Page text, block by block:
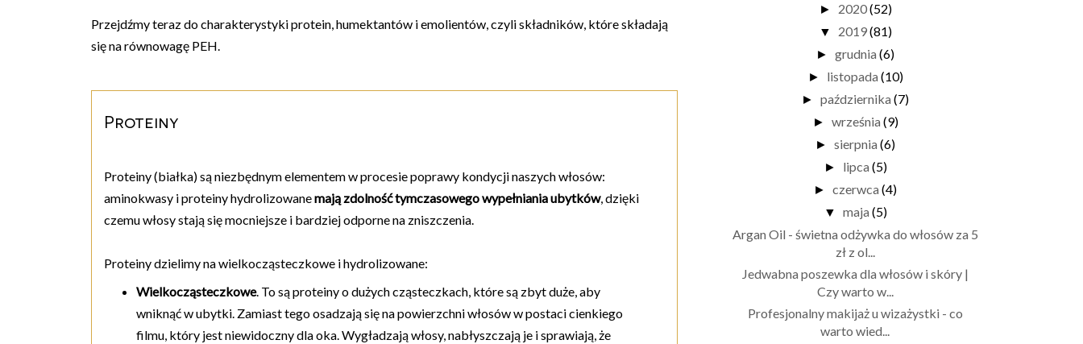
Przejdźmy teraz do charakterystyki protein, humektantów i emolientów, czyli składników, które składają
się na równowagę PEH.
Proteiny
Proteiny (białka) są niezbędnym elementem w procesie poprawy kondycji naszych włosów:
aminokwasy i proteiny hydrolizowanemają zdolność tymczasowego wypełniania ubytków, dzięki
czemu włosy stają się mocniejsze i bardziej odporne na zniszczenia.
Proteiny dzielimy na wielkocząsteczkowe i hydrolizowane:
Wielkocząsteczkowe. To są proteiny o dużych cząsteczkach, które są zbyt duże, aby
wniknąć w ubytki. Zamiast tego osadzają się na powierzchni włosów w postaci cienkiego
filmu, który jest niewidoczny dla oka. Wygładzają włosy, nabłyszczają je i sprawiają, że
► 2020(52)
▼ 2019(81)
► grudnia (6)
► listopada (10)
► października (7)
► września (9)
► sierpnia (6)
► lipca (5)
► czerwca (4)
▼ maja (5)
Argan Oil - świetna odżywka do włosów za 5
zł z ol...
Jedwabna poszewka dla włosów i skóry |
Czy warto w...
Profesjonalny makijaż u wizażystki - co
warto wied...